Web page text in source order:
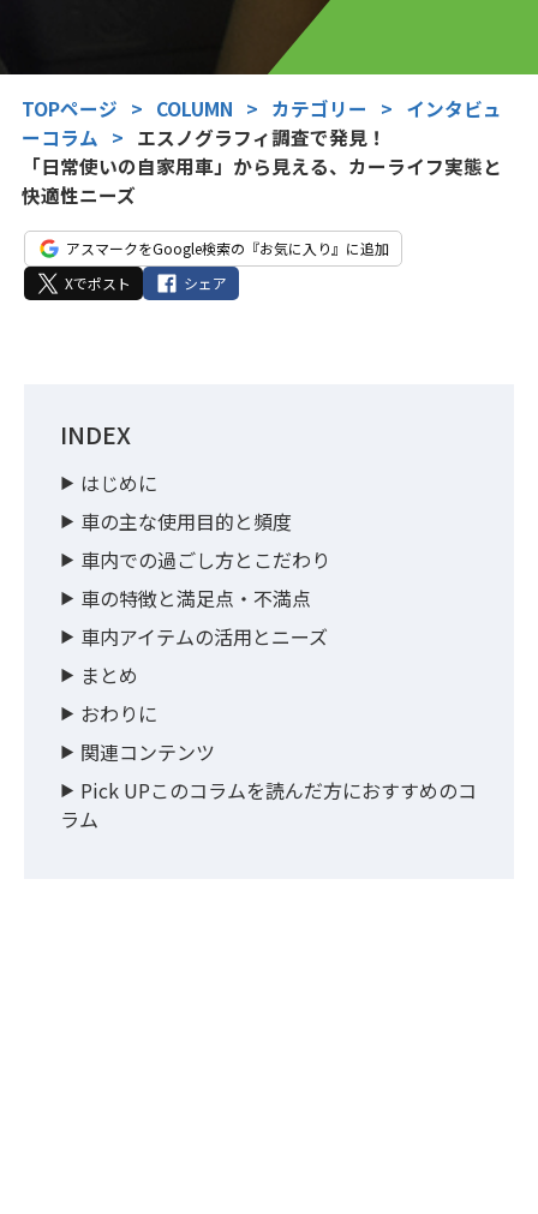
TOPページ > COLUMN > カテゴリー > インタビュ
ーコラム > エスノグラフィ調査で発見！
「日常使いの自家用車」から見える、カーライフ実態と
快適性ニーズ
アスマークをGoogle検索の『お気に入り』に追加
Xでポスト
シェア
INDEX
はじめに
車の主な使用目的と頻度
車内での過ごし方とこだわり
車の特徴と満足点・不満点
車内アイテムの活用とニーズ
まとめ
おわりに
関連コンテンツ
Pick UPこのコラムを読んだ方におすすめのコ
ラム